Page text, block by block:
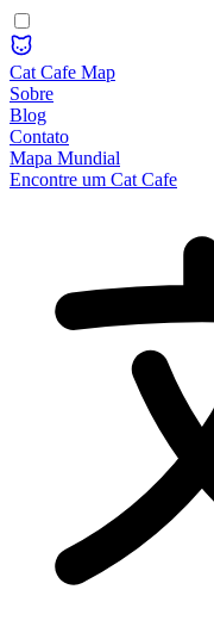
Cat Cafe Map
Sobre
Blog
Contato
Mapa Mundial
Encontre um Cat Cafe